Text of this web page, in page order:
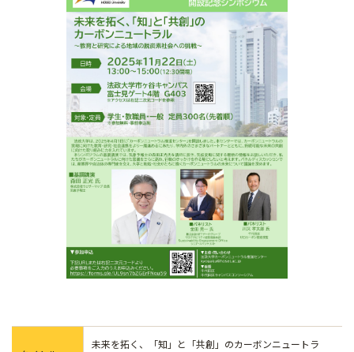
未来を拓く、「知」と「共創」のカーボンニュートラ